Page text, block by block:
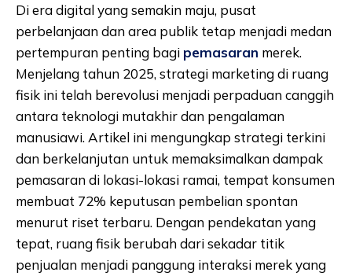
Di era digital yang semakin maju, pusat
perbelanjaan dan area publik tetap menjadi medan
pertempuran penting bagi pemasaran merek.
Menjelang tahun 2025, strategi marketing di ruang
fisik ini telah berevolusi menjadi perpaduan canggih
antara teknologi mutakhir dan pengalaman
manusiawi. Artikel ini mengungkap strategi terkini
dan berkelanjutan untuk memaksimalkan dampak
pemasaran di lokasi-lokasi ramai, tempat konsumen
membuat 72% keputusan pembelian spontan
menurut riset terbaru. Dengan pendekatan yang
tepat, ruang fisik berubah dari sekadar titik
penjualan menjadi panggung interaksi merek yang